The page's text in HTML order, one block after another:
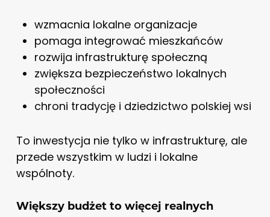
wzmacnia lokalne organizacje
pomaga integrować mieszkańców
rozwija infrastrukturę społeczną
zwiększa bezpieczeństwo lokalnych
społeczności
chroni tradycję i dziedzictwo polskiej wsi
To inwestycja nie tylko w infrastrukturę, ale
przede wszystkim w ludzi i lokalne
wspólnoty.
Większy budżet to więcej realnych